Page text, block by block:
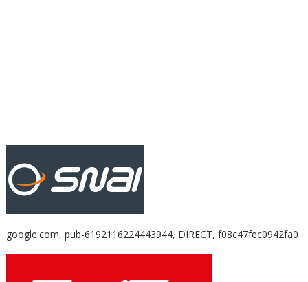
google.com, pub-6192116224443944, DIRECT, f08c47fec0942fa0